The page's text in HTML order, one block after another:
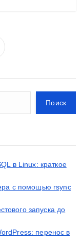
Поиск
в Linux: краткое
с помощью rsync
запуска до
перенос в